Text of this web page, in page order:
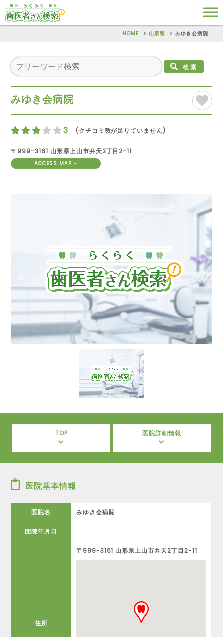
HOME 山形県 みゆき会病院
検索
みゆき会病院
3 (クチコミ数が足りていません)
〒999-3161 山形県上山市弁天2丁目2-11
ACCESS MAP
TOP 医院詳細情報
医院基本情報
医院名 みゆき会病院
開院年月日
住所
〒999-3161 山形県上山市弁天2丁目2-11